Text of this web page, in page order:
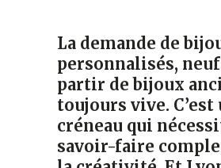
La demande de
personnalisés,
partir de bijoux
toujours vive. C’est
créneau qui
savoir-faire